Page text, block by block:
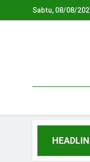
Sabtu, 08/08/